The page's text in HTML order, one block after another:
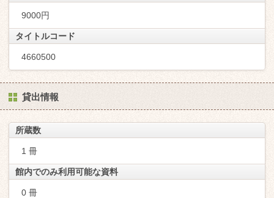
9000円
タイトルコード
4660500
貸出情報
所蔵数
1 冊
館内でのみ利用可能な資料
0 冊